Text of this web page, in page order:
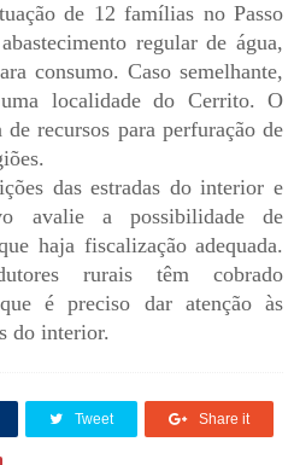
de 12 famílias no Passo
regular de água,
consumo. Caso semelhante,
localidade do Cerrito. O
recursos para perfuração de
das estradas do interior e
avalie a possibilidade de
haja fiscalização adequada.
rurais têm cobrado
é preciso dar atenção às
do interior.
Tweet Share it